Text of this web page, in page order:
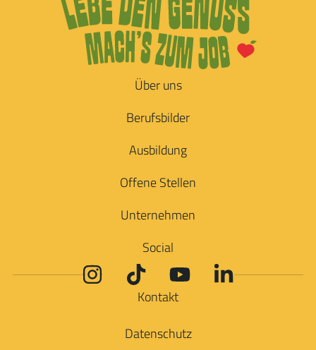
Über uns
Berufsbilder
Ausbildung
Offene Stellen
Unternehmen
Social
Kontakt
Datenschutz